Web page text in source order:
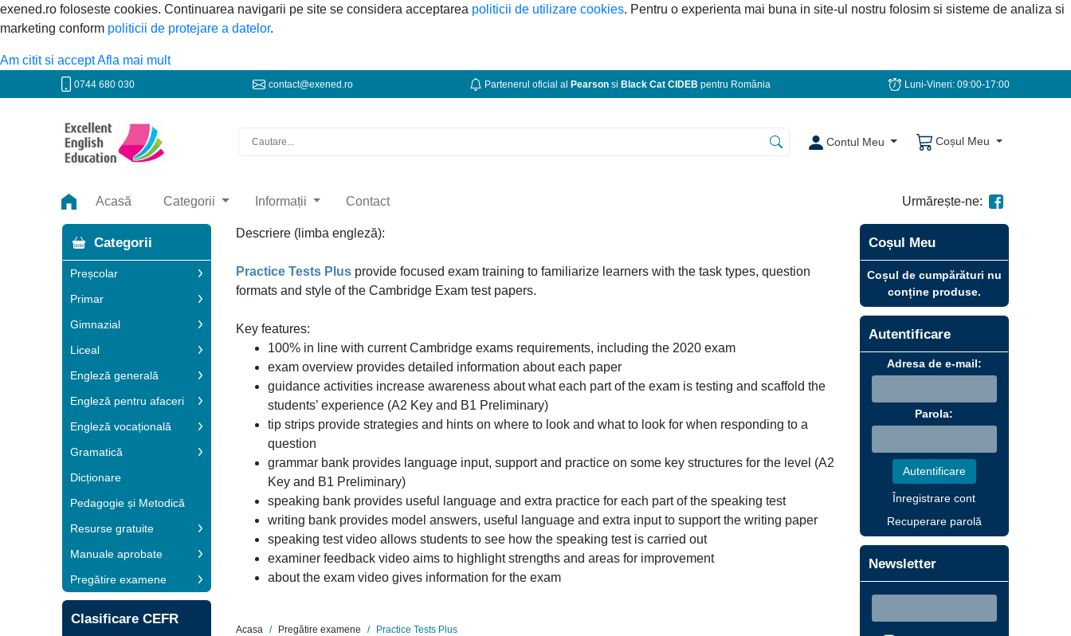
exened.ro foloseste cookies. Continuarea navigarii pe site se considera acceptarea politicii de utilizare cookies. Pentru o experienta mai buna in site-ul nostru folosim si sisteme de analiza si
marketing conform politicii de protejare a datelor.
Am citit si acceptAfla mai mult
0744 680 030 contact@exened.ro Partenerul oficial alPearson siBlack Cat CIDEB pentru România Luni-Vineri: 09:00-17:00
Contul Meu Coșul Meu
Acasă Categorii Informații Contact Urmărește-ne:
Categorii
Preșcolar
Primar
Gimnazial
Liceal
Engleză generală
Engleză pentru afaceri
Engleză vocațională
Gramatică
Dicționare
Pedagogie și Metodică
Resurse gratuite
Manuale aprobate
Pregătire examene
Clasificare CEFR
Descriere (limba engleză):
Practice Tests Plus provide focused exam training to familiarize learners with the task types, question
formats and style of the Cambridge Exam test papers.
Key features:
100% in line with current Cambridge exams requirements, including the 2020 exam
exam overview provides detailed information about each paper
guidance activities increase awareness about what each part of the exam is testing and scaffold the
students’ experience (A2 Key and B1 Preliminary)
tip strips provide strategies and hints on where to look and what to look for when responding to a
question
grammar bank provides language input, support and practice on some key structures for the level (A2
Key and B1 Preliminary)
speaking bank provides useful language and extra practice for each part of the speaking test
writing bank provides model answers, useful language and extra input to support the writing paper
speaking test video allows students to see how the speaking test is carried out
examiner feedback video aims to highlight strengths and areas for improvement
about the exam video gives information for the exam
Acasa Pregătire examene Practice Tests Plus
Coșul Meu
Coșul de cumpărături nu
conține produse.
Autentificare
Adresa de e-mail:
Parola:
Înregistrare cont
Recuperare parolă
Newsletter